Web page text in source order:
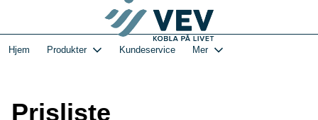
hovedinnhold
1-VEVs Hjemmeside og kundeportal - Hjem
Hjem Produkter Kundeservice Mer
Prisliste